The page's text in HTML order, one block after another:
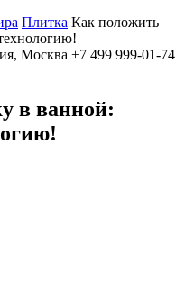
Плитка Как положить
Москва +7 499 999-01-74
в ванной: